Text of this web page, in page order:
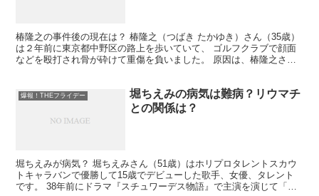
椿隆之の事件後の現在は？ 椿隆之（つばき たかゆき）さん（35歳）
は２年前に東京都中野区の路上を歩いていて、 ゴルフクラブで顔面
などを殴打され骨が砕けて重傷を負いました。 原因は、椿隆之さん
爆報！THEフライデー
堀ちえみの病気は難病？リウマチ
との関係は？
堀ちえみが病気？ 堀ちえみさん（51歳）はホリプロタレントスカウ
トキャラバンで優勝して15歳でデビューした歌手、女優、タレント
です。 38年前にドラマ『スチュワーデス物語』で主演を演じて「私